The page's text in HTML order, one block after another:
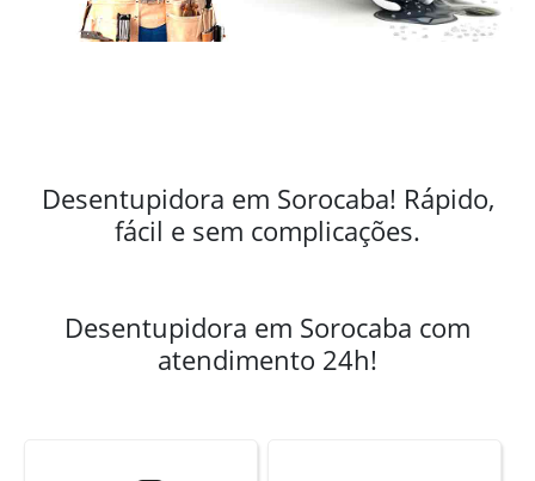
Desentupidora em Sorocaba! Rápido,
fácil e sem complicações.
Desentupidora em Sorocaba com
atendimento 24h!